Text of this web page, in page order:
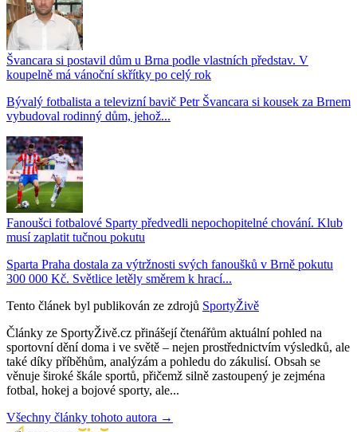
Švancara si postavil dům u Brna podle vlastních představ. V
koupelně má vánoční skřítky po celý rok
Bývalý fotbalista a televizní bavič Petr Švancara si kousek za Brnem
vybudoval rodinný dům, jehož...
Fanoušci fotbalové Sparty předvedli nepochopitelné chování. Klub
musí zaplatit tučnou pokutu
Sparta Praha dostala za výtržnosti svých fanoušků v Brně pokutu
300 000 Kč. Světlice letěly směrem k hrací...
Tento článek byl publikován ze zdrojů SportyŽivě
Články ze SportyŽivě.cz přinášejí čtenářům aktuální pohled na
sportovní dění doma i ve světě – nejen prostřednictvím výsledků, ale
také díky příběhům, analýzám a pohledu do zákulisí. Obsah se
věnuje široké škále sportů, přičemž silně zastoupený je zejména
fotbal, hokej a bojové sporty, ale...
Všechny články tohoto autora →